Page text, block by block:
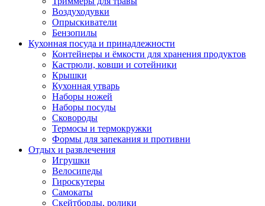
Воздуходувки
Опрыскиватели
Бензопилы
Кухонная посуда и принадлежности
Контейнеры и ёмкости для хранения продуктов
Кастрюли, ковши и сотейники
Крышки
Кухонная утварь
Наборы ножей
Наборы посуды
Сковороды
Термосы и термокружки
Формы для запекания и противни
Отдых и развлечения
Игрушки
Велосипеды
Гироскутеры
Самокаты
Скейтборды, ролики